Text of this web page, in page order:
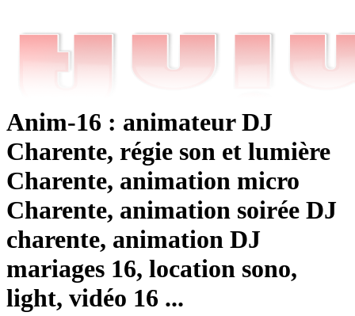
Anim-16 : animateur DJ
Charente, régie son et lumière
Charente, animation micro
Charente, animation soirée DJ
charente, animation DJ
mariages 16, location sono,
light, vidéo 16 ...